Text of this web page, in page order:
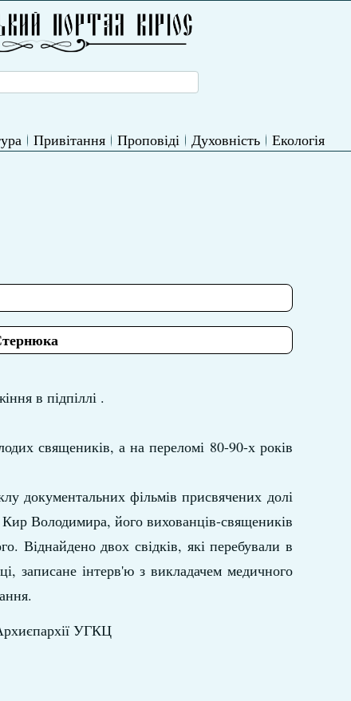
Привітання Проповіді Духовність Екологія
в підпіллі .
священиків, а на переломі 80-90-х років
документальних фільмів присвячених долі
Кир Володимира, його вихованців-священиків
Віднайдено двох свідків, які перебували в
записане інтерв'ю з викладачем медичного
УГКЦ